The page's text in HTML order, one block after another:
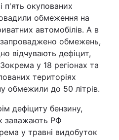
п'ять окупованих
обмеження на
автомобілів. А в
запроваджено обмежень,
відчувають дефіцит,
у 18 регіонах та
територіях
обмежили до 50 літрів.
дефіциту бензину,
заважають РФ
у травні видобуток